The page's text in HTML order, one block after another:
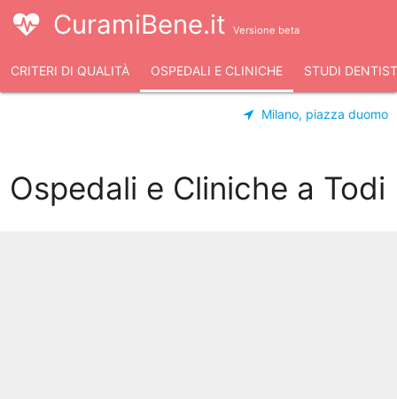
CuramiBene.it Versione beta
CRITERI DI QUALITÀ OSPEDALI E CLINICHE STUDI
Milano, piazza duomo
Ospedali e Cliniche a Todi